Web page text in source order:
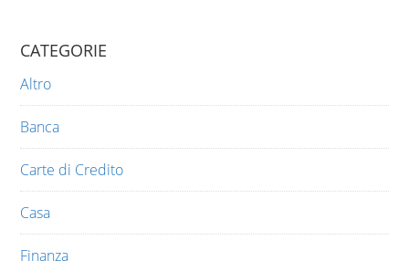
CATEGORIE
Altro
Banca
Carte di Credito
Casa
Finanza